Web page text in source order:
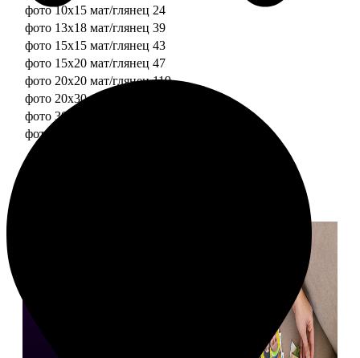
фото 10х15 мат/глянец 24
фото 13х18 мат/глянец 39
фото 15х15 мат/глянец 43
фото 15х20 мат/глянец 47
фото 20х20 мат/глянец 119
фото 20х30 мат/глянец
фото 30х30 мат/глянец
фото 30х40 мат/глянец